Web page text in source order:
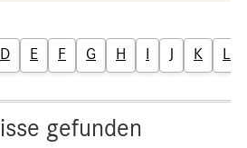
D E F G H I J K L
gefunden